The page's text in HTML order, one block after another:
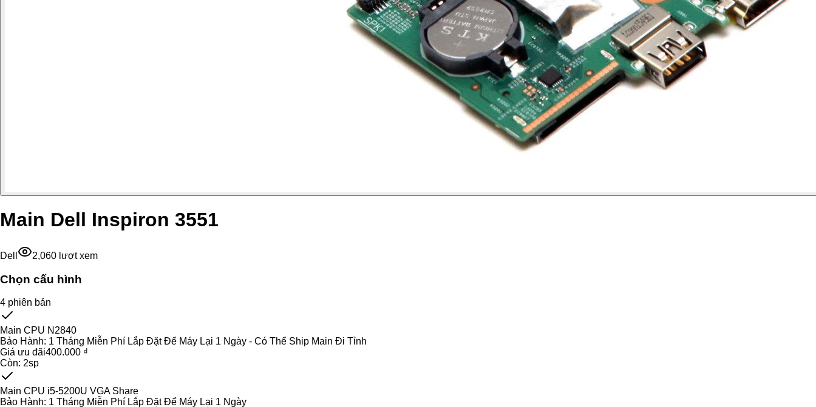
Main Dell Inspiron 3551
Dell 2,060 lượt xem
Chọn cấu hình
4 phiên bản
Main CPU N2840
Bảo Hành: 1 Tháng Miễn Phí Lắp Đặt Để Máy Lại 1 Ngày - Có Thể Ship Main Đi Tỉnh
Giá ưu đãi400.000 ₫
Còn: 2sp
Main CPU i5-5200U VGA Share
Bảo Hành: 1 Tháng Miễn Phí Lắp Đặt Để Máy Lại 1 Ngày